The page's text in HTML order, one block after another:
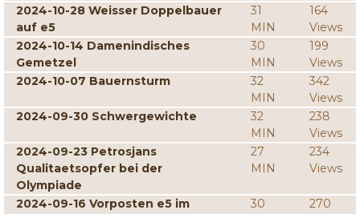
2024-10-28 Weisser Doppelbauer
auf e5
31
MIN
164
Views
2024-10-14 Damenindisches
Gemetzel
30
MIN
199
Views
2024-10-07 Bauernsturm
32
MIN
342
Views
2024-09-30 Schwergewichte
32
MIN
238
Views
2024-09-23 Petrosjans
Qualitaetsopfer bei der
Olympiade
27
MIN
234
Views
2024-09-16 Vorposten e5 im
30
270